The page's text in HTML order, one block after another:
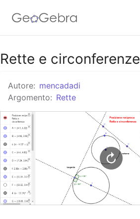
Google Classroom
GeoGebra Classroom
Accedi
Rette e circonferenze
Autore: mencadadi
Argomento: Rette